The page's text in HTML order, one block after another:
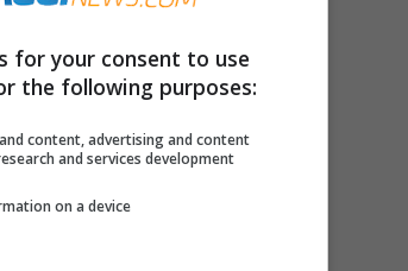
for your consent to use
the following purposes:
content, advertising and content
and services development
on a device